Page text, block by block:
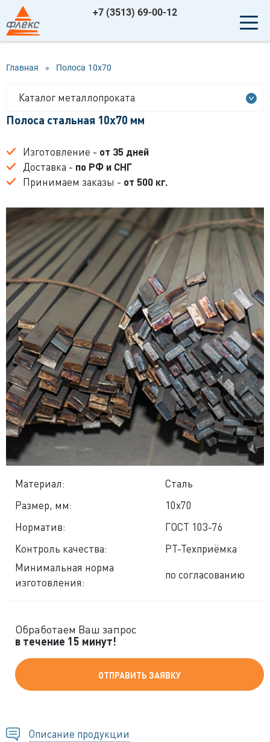
+7 (3513) 69-00-12
Главная » Полоса 10x70
Каталог металлопроката
Полоса стальная 10x70 мм
Изготовление - от 35 дней
Доставка - по РФ и СНГ
Принимаем заказы - от 500 кг.
Материал:
Сталь
Размер, мм:
10x70
Норматив:
ГОСТ 103-76
Контроль качества:
РТ-Техприёмка
Минимальная норма
изготовления:
по согласованию
Обработаем Ваш запрос
в течение 15 минут!
ОТПРАВИТЬ ЗАЯВКУ
Описание продукции